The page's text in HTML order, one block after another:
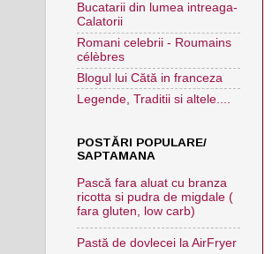
Bucatarii din lumea intreaga-
Calatorii
Romani celebrii - Roumains
célèbres
Blogul lui Cătă in franceza
Legende, Traditii si altele....
POSTĂRI POPULARE/
SAPTAMANA
Pască fara aluat cu branza
ricotta si pudra de migdale (
fara gluten, low carb)
Pastă de dovlecei la AirFryer